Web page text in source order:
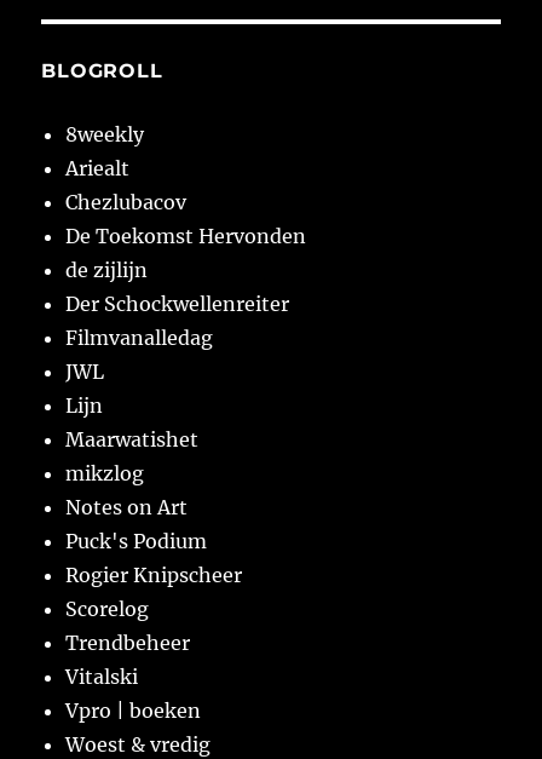
BLOGROLL
8weekly
Ariealt
Chezlubacov
De Toekomst Hervonden
de zijlijn
Der Schockwellenreiter
Filmvanalledag
JWL
Lijn
Maarwatishet
mikzlog
Notes on Art
Puck's Podium
Rogier Knipscheer
Scorelog
Trendbeheer
Vitalski
Vpro | boeken
Woest & vredig